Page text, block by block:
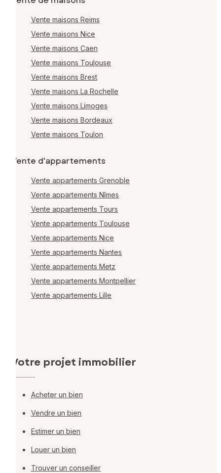
Vente maisons Reims
Vente maisons Nice
Vente maisons Caen
Vente maisons Toulouse
Vente maisons Brest
Vente maisons La Rochelle
Vente maisons Limoges
Vente maisons Bordeaux
Vente maisons Toulon
Vente d'appartements
Vente appartements Grenoble
Vente appartements Nîmes
Vente appartements Tours
Vente appartements Toulouse
Vente appartements Nice
Vente appartements Nantes
Vente appartements Metz
Vente appartements Montpellier
Vente appartements Lille
Votre projet immobilier
Acheter un bien
Vendre un bien
Estimer un bien
Louer un bien
Trouver un conseiller